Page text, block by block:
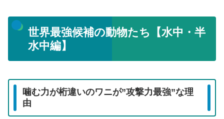
世界最強候補の動物たち【水中・半
水中編】
噛む力が桁違いのワニが”攻撃力最強”な理
由